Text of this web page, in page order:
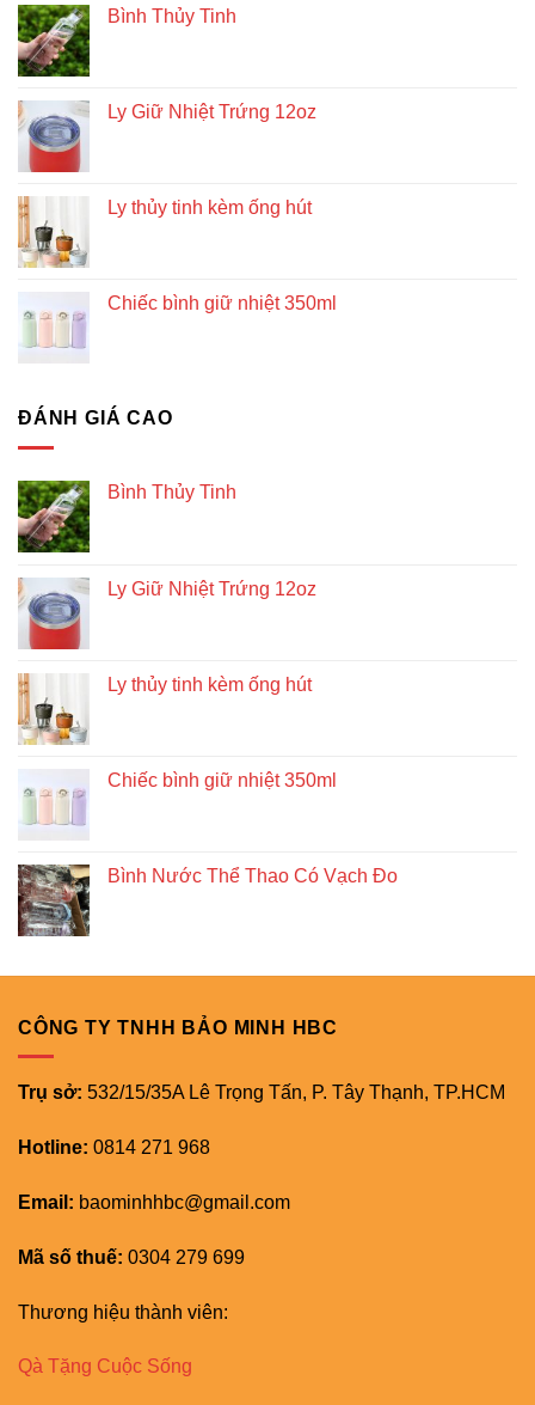
Bình Thủy Tinh
Ly Giữ Nhiệt Trứng 12oz
Ly thủy tinh kèm ống hút
Chiếc bình giữ nhiệt 350ml
ĐÁNH GIÁ CAO
Bình Thủy Tinh
Ly Giữ Nhiệt Trứng 12oz
Ly thủy tinh kèm ống hút
Chiếc bình giữ nhiệt 350ml
Bình Nước Thể Thao Có Vạch Đo
CÔNG TY TNHH BẢO MINH HBC
Trụ sở: 532/15/35A Lê Trọng Tấn, P. Tây Thạnh, TP.HCM
Hotline: 0814 271 968
Email: baominhhbc@gmail.com
Mã số thuế: 0304 279 699
Thương hiệu thành viên:
Qà Tặng Cuộc Sống